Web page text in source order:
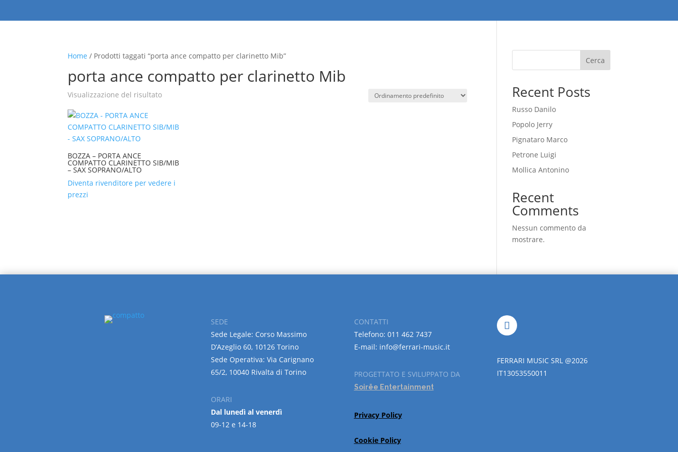
Home / Prodotti taggati “porta ance compatto per clarinetto Mib”
porta ance compatto per clarinetto Mib
Visualizzazione del risultato
BOZZA – PORTA ANCE
COMPATTO CLARINETTO SIB/MIB
– SAX SOPRANO/ALTO
Diventa rivenditore per vedere i
prezzi
Cerca
Recent Posts
Russo Danilo
Popolo Jerry
Pignataro Marco
Petrone Luigi
Mollica Antonino
Recent
Comments
Nessun commento da
mostrare.
SEDE
Sede Legale: Corso Massimo
D’Azeglio 60, 10126 Torino
Sede Operativa: Via Carignano
65/2, 10040 Rivalta di Torino
ORARI
Dal lunedì al venerdì
09-12 e 14-18
CONTATTI
Telefono: 011 462 7437
E-mail: info@ferrari-music.it
PROGETTATO E SVILUPPATO DA
Soirëe Entertainment
Privacy Policy
Cookie Policy
FERRARI MUSIC SRL @2026
IT13053550011